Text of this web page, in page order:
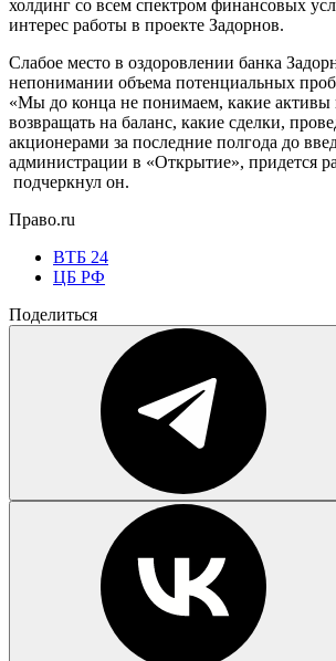
холдинг со всем спектром финансовых
интерес работы в проекте Задорнов.
Слабое место в оздоровлении банка
непонимании объема потенциальных
«Мы до конца не понимаем, какие активы
возвращать на баланс, какие сделки,
акционерами за последние полгода до
администрации в «Открытие», придется
подчеркнул он.
Право.ru
ВТБ 24
ЦБ РФ
Поделиться